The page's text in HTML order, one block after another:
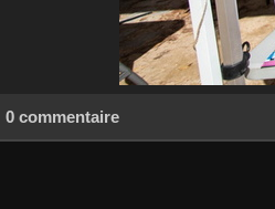
0 commentaire